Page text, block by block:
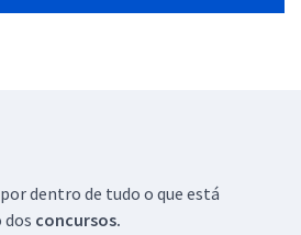
dentro de tudo o que está
concursos.